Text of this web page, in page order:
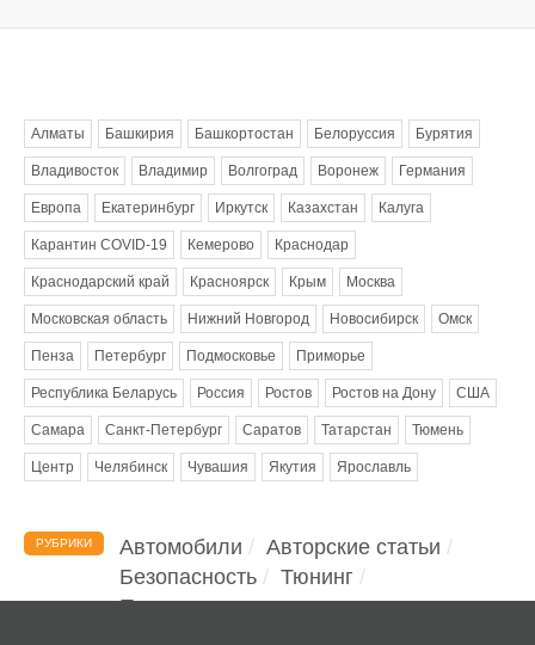
Алматы Башкирия Башкортостан Белоруссия Бурятия
Владивосток Владимир Волгоград Воронеж Германия
Европа Екатеринбург Иркутск Казахстан Калуга
Карантин COVID-19 Кемерово Краснодар
Краснодарский край Красноярск Крым Москва
Московская область Нижний Новгород Новосибирск Омск
Пенза Петербург Подмосковье Приморье
Республика Беларусь Россия Ростов Ростов на Дону США
Самара Санкт-Петербург Саратов Татарстан Тюмень
Центр Челябинск Чувашия Якутия Ярославль
РУБРИКИ Автомобили
Авторские статьи
Безопасность
Тюнинг
Помощь водителю